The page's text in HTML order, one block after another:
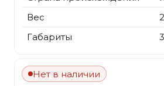
Вес
Габариты
Нет в наличии